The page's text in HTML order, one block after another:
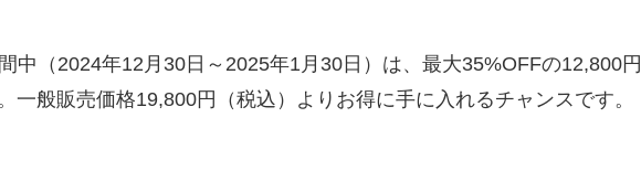
中（2024年12月30日～2025年1月30日）は、最大35%OFFの12,800円
一般販売価格19,800円（税込）よりお得に手に入れるチャンスです。